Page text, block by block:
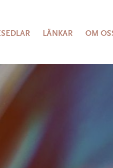
LÄNKAR OM